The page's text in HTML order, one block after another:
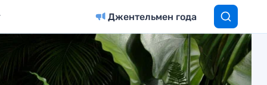
Джентельмен года